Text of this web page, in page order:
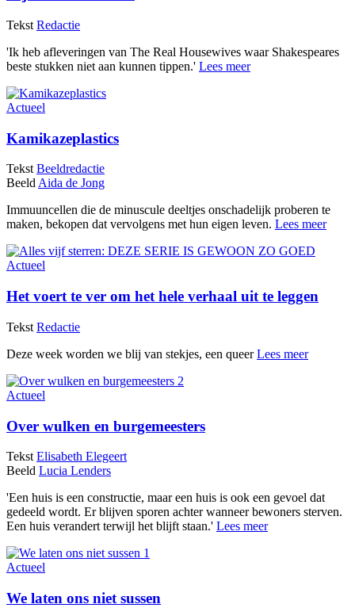
Tekst Redactie
'Ik heb afleveringen van The Real Housewives waar Shakespeares
beste stukken niet aan kunnen tippen.' Lees meer
Actueel
Kamikazeplastics
Tekst Beeldredactie
BeeldAida de Jong
Immuuncellen die de minuscule deeltjes onschadelijk proberen te
maken, bekopen dat vervolgens met hun eigen leven. Lees meer
Actueel
Het voert te ver om het hele verhaal uit te leggen
Tekst Redactie
Deze week worden we blij van stekjes, een queerLees meer
Actueel
Over wulken en burgemeesters
Tekst Elisabeth Elegeert
Beeld Lucia Lenders
'Een huis is een constructie, maar een huis is ook een gevoel dat
gedeeld wordt. Er blijven sporen achter wanneer bewoners sterven.
Een huis verandert terwijl het blijft staan.' Lees meer
Actueel
We laten ons niet sussen